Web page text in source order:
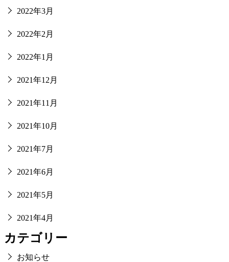
2022年3月
2022年2月
2022年1月
2021年12月
2021年11月
2021年10月
2021年7月
2021年6月
2021年5月
2021年4月
カテゴリー
お知らせ